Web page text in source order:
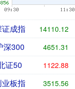
证成指 14110.12
深300 4651.31
证50 1122.88
业板指 3515.56